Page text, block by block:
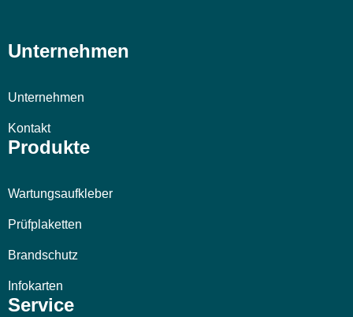
Unternehmen
Unternehmen
Kontakt
Produkte
Wartungsaufkleber
Prüfplaketten
Brandschutz
Infokarten
Service